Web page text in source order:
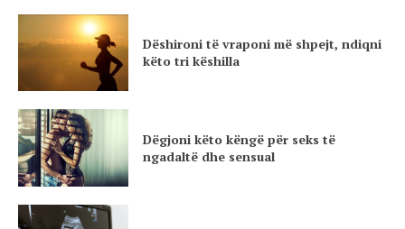
Dëshironi të vraponi më shpejt, ndiqni
këto tri këshilla
Dëgjoni këto këngë për seks të
ngadaltë dhe sensual